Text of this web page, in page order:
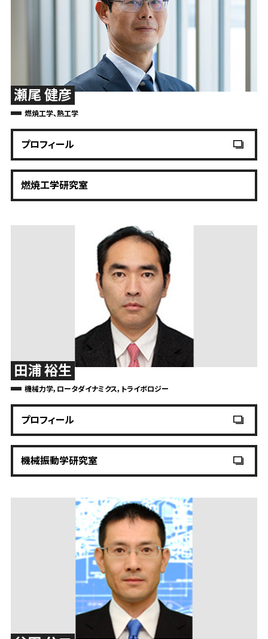
瀬尾 健彦
燃焼工学、熱工学
プロフィール
燃焼工学研究室
田浦 裕生
機械力学，ロータダイナミクス，トライボロジー
プロフィール
機械振動学研究室